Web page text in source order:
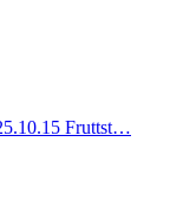
Fruttst…